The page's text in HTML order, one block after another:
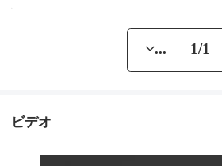
... 1/1
ビデオ